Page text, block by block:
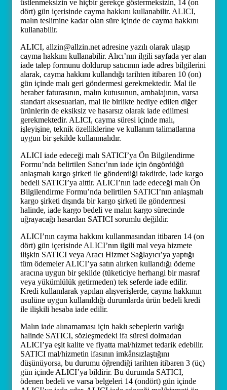
üstlenmeksizin ve hiçbir gerekçe göstermeksizin, 14 (on
dört) gün içerisinde cayma hakkını kullanabilir. ALICI,
malın teslimine kadar olan süre içinde de cayma hakkını
kullanabilir.
ALICI, allzin@allzin.net adresine yazılı olarak ulaşıp
cayma hakkını kullanabilir. Alıcı’nın ilgili sayfada yer alan
iade talep formunu doldurup satıcının iade adres bilgilerini
alarak, cayma hakkını kullandığı tarihten itibaren 10 (on)
gün içinde malı geri göndermesi gerekmektedir. Mal ile
beraber faturasının, malın kutusunun, ambalajının, varsa
standart aksesuarları, mal ile birlikte hediye edilen diğer
ürünlerin de eksiksiz ve hasarsız olarak iade edilmesi
gerekmektedir. ALICI, cayma süresi içinde malı,
işleyişine, teknik özelliklerine ve kullanım talimatlarına
uygun bir şekilde kullanmalıdır.
ALICI iade edeceği malı SATICI’ya Ön Bilgilendirme
Formu’nda belirtilen Satıcı’nın iade için öngördüğü
anlaşmalı kargo şirketi ile gönderdiği takdirde, iade kargo
bedeli SATICI’ya aittir. ALICI’nın iade edeceği malı Ön
Bilgilendirme Formu’nda belirtilen SATICI’nın anlaşmalı
kargo şirketi dışında bir kargo şirketi ile göndermesi
halinde, iade kargo bedeli ve malın kargo sürecinde
uğrayacağı hasardan SATICI sorumlu değildir.
ALICI’nın cayma hakkını kullanmasından itibaren 14 (on
dört) gün içerisinde ALICI’nın ilgili mal veya hizmete
ilişkin SATICI veya Aracı Hizmet Sağlayıcı’ya yaptığı
tüm ödemeler ALICI’ya satın alırken kullandığı ödeme
aracına uygun bir şekilde (tüketiciye herhangi bir masraf
veya yükümlülük getirmeden) tek seferde iade edilir.
Kredi kullanılarak yapılan alışverişlerde, cayma hakkının
usulüne uygun kullanıldığı durumlarda ürün bedeli kredi
ile ilişkili hesaba iade edilir.
Malın iade alınamaması için haklı sebeplerin varlığı
halinde SATICI, sözleşmedeki ifa süresi dolmadan
ALICI’ya eşit kalite ve fiyatta mal/hizmet tedarik edebilir.
SATICI mal/hizmetin ifasının imkânsızlaştığını
düşünüyorsa, bu durumu öğrendiği tarihten itibaren 3 (üç)
gün içinde ALICI’ya bildirir. Bu durumda SATICI,
ödenen bedeli ve varsa belgeleri 14 (ondört) gün içinde